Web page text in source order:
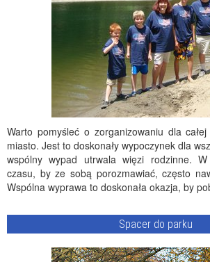
Warto pomyśleć o zorganizowaniu dla
miasto. Jest to doskonały wypoczynek dla
wspólny wypad utrwala więzi rodzinne.
czasu, by ze sobą porozmawiać, często
Wspólna wyprawa to doskonała okazja, by
Spacer do parku